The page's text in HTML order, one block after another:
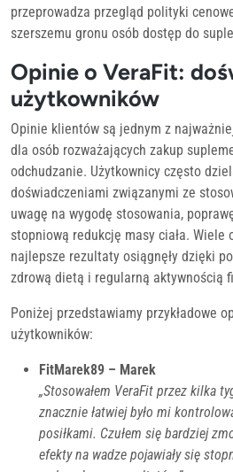
przeprowadza przegląd polityki
szerszemu gronu osób dostęp do
Opinie o VeraFit:
użytkowników
Opinie klientów są jednym z
dla osób rozważających zakup
odchudzanie. Użytkownicy często
doświadczeniami związanymi ze
uwagę na wygodę stosowania,
stopniową redukcję masy ciała. Wiele
najlepsze rezultaty osiągnęły dzięki
zdrową dietą i regularną aktywnością
Poniżej przedstawiamy przykładowe
użytkowników:
FitMarek89 – Marek
„Stosowałem VeraFit przez kilka
znacznie łatwiej było mi
posiłkami. Czułem się bardziej
efekty na wadze pojawiały się